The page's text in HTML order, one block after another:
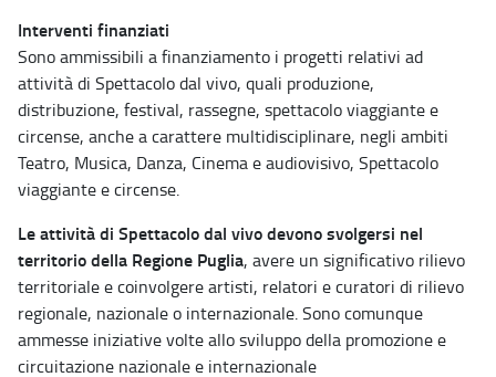
Interventi finanziati
Sono ammissibili a finanziamento i progetti relativi ad
attività di Spettacolo dal vivo, quali produzione,
distribuzione, festival, rassegne, spettacolo viaggiante e
circense, anche a carattere multidisciplinare, negli ambiti
Teatro, Musica, Danza, Cinema e audiovisivo, Spettacolo
viaggiante e circense.
Le attività di Spettacolo dal vivo devono svolgersi nel
territorio della Regione Puglia, avere un significativo rilievo
territoriale e coinvolgere artisti, relatori e curatori di rilievo
regionale, nazionale o internazionale. Sono comunque
ammesse iniziative volte allo sviluppo della promozione e
circuitazione nazionale e internazionale